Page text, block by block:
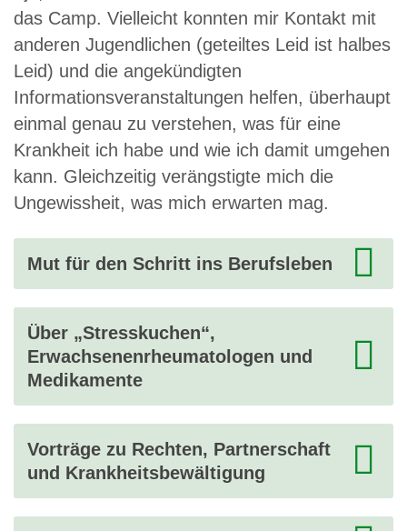
das Camp. Vielleicht konnten mir Kontakt mit
anderen Jugendlichen (geteiltes Leid ist halbes
Leid) und die angekündigten
Informationsveranstaltungen helfen, überhaupt
einmal genau zu verstehen, was für eine
Krankheit ich habe und wie ich damit umgehen
kann. Gleichzeitig verängstigte mich die
Ungewissheit, was mich erwarten mag.
Mut für den Schritt ins Berufsleben
Über „Stresskuchen“,
Erwachsenenrheumatologen und
Medikamente
Vorträge zu Rechten, Partnerschaft
und Krankheitsbewältigung